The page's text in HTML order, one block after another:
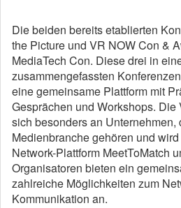
Die beiden bereits etablierten
the Picture und VR NOW Con &
MediaTech Con. Diese drei in
zusammengefassten
eine gemeinsame Plattform mit
Gesprächen und Workshops. Die
sich besonders an Unternehmen,
Medienbranche gehören und
Network-Plattform MeetToMatch
Organisatoren bieten ein
zahlreiche Möglichkeiten zum
Kommunikation an.